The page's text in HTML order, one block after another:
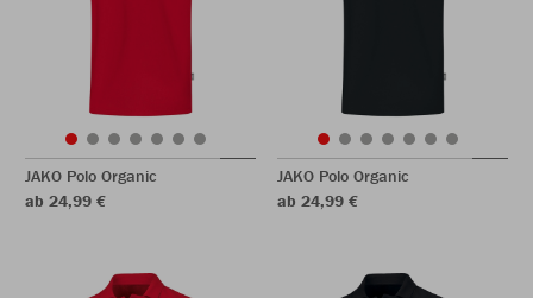
JAKO Polo Organic
ab 24,99 €
JAKO Polo Organic
ab 24,99 €